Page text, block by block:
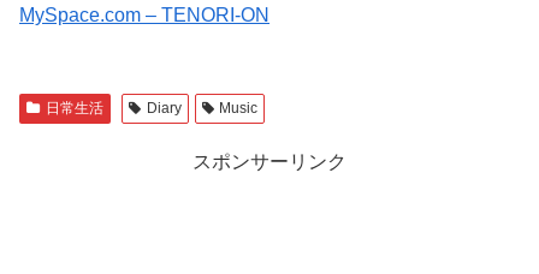
MySpace.com – TENORI-ON
日常生活 Diary Music
スポンサーリンク